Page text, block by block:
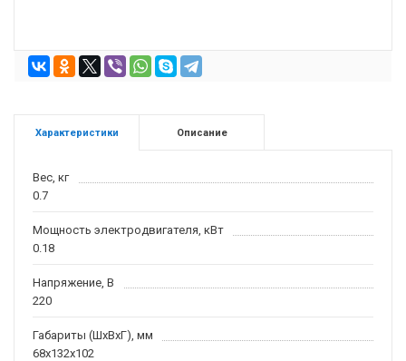
Характеристики Описание
Вес, кг
0.7
Мощность электродвигателя, кВт
0.18
Напряжение, В
220
Габариты (ШхВхГ), мм
68x132x102